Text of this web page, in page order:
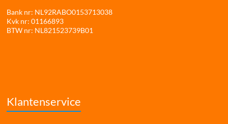
Bank nr: NL92RABO0153713038
Kvk nr: 01166893
BTW nr: NL821523739B01
Klantenservice